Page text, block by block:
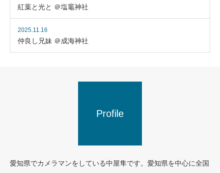
紅葉と光と ＠塩竈神社
2025.11.16
仲良し兄妹 ＠成海神社
Profile
愛知県でカメラマンをしている中屋隼です。愛知県を中心に全国